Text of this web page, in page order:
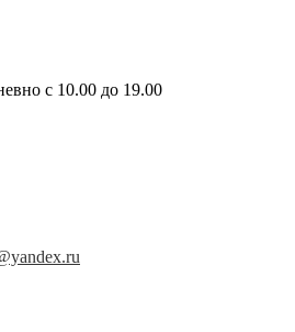
с 10.00 до 19.00